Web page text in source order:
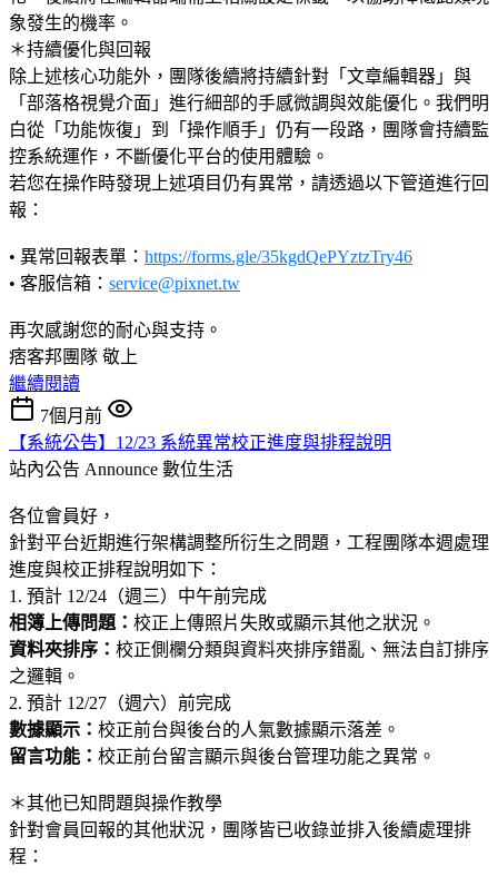
象發生的機率。
＊持續優化與回報
除上述核心功能外，團隊後續將持續針對「文章編輯器」與
「部落格視覺介面」進行細部的手感微調與效能優化。我們明
白從「功能恢復」到「操作順手」仍有一段路，團隊會持續監
控系統運作，不斷優化平台的使用體驗。
若您在操作時發現上述項目仍有異常，請透過以下管道進行回
報：
• 異常回報表單： https://forms.gle/35kgdQePYztzTry46
• 客服信箱： service@pixnet.tw
再次感謝您的耐心與支持。
痞客邦團隊 敬上
繼續閱讀
7個月前
【系統公告】12/23 系統異常校正進度與排程說明
站內公告 Announce 數位生活
各位會員好，
針對平台近期進行架構調整所衍生之問題，工程團隊本週處理
進度與校正排程說明如下：
1. 預計 12/24（週三）中午前完成
相簿上傳問題： 校正上傳照片失敗或顯示其他之狀況。
資料夾排序： 校正側欄分類與資料夾排序錯亂、無法自訂排序
之邏輯。
2. 預計 12/27（週六）前完成
數據顯示： 校正前台與後台的人氣數據顯示落差。
留言功能： 校正前台留言顯示與後台管理功能之異常。
＊其他已知問題與操作教學
針對會員回報的其他狀況，團隊皆已收錄並排入後續處理排
程：